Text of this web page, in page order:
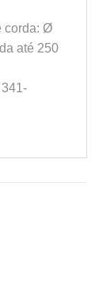
corda: Ø
até 250